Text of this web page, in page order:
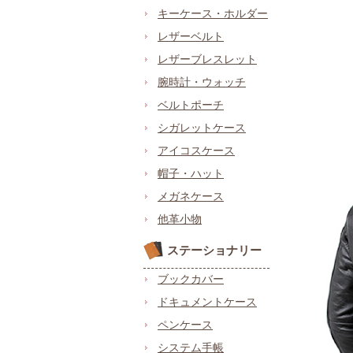
キーケース・ホルダー
レザーベルト
レザーブレスレット
腕時計・ウォッチ
ベルトポーチ
シガレットケース
アイコスケース
帽子・ハット
メガネケース
他革小物
ステーショナリー
ブックカバー
ドキュメントケース
ペンケース
システム手帳